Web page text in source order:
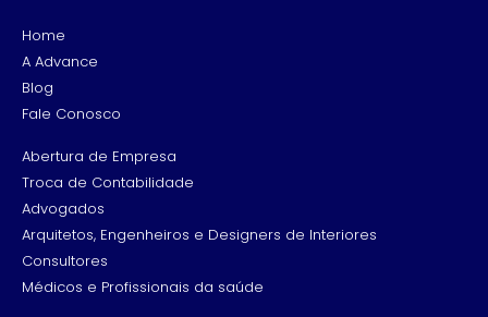
Home
A Advance
Blog
Fale Conosco
Abertura de Empresa
Troca de Contabilidade
Advogados
Arquitetos, Engenheiros e Designers de Interiores
Consultores
Médicos e Profissionais da saúde